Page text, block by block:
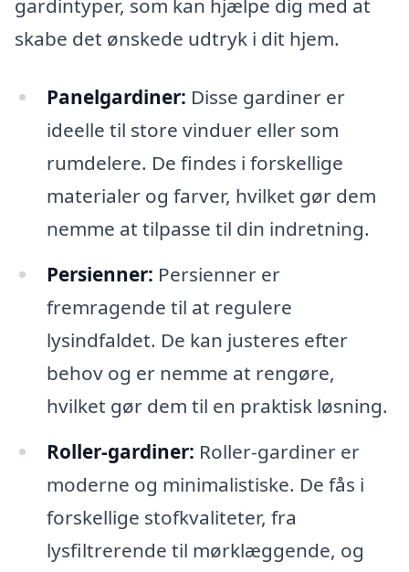
gardintyper, som kan hjælpe dig med at
skabe det ønskede udtryk i dit hjem.
Panelgardiner: Disse gardiner er
ideelle til store vinduer eller som
rumdelere. De findes i forskellige
materialer og farver, hvilket gør dem
nemme at tilpasse til din indretning.
Persienner: Persienner er
fremragende til at regulere
lysindfaldet. De kan justeres efter
behov og er nemme at rengøre,
hvilket gør dem til en praktisk løsning.
Roller-gardiner: Roller-gardiner er
moderne og minimalistiske. De fås i
forskellige stofkvaliteter, fra
lysfiltrerende til mørklæggende, og